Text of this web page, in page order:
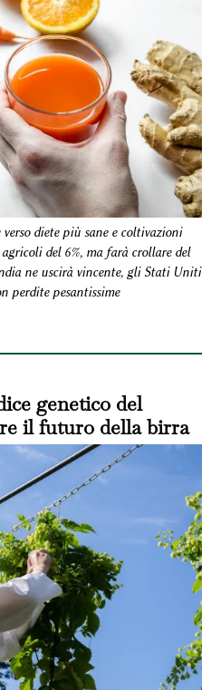
diete più sane e coltivazioni
del 6%, ma farà crollare del
ne uscirà vincente, gli Stati Uniti
perdite pesantissime
genetico del
il futuro della birra